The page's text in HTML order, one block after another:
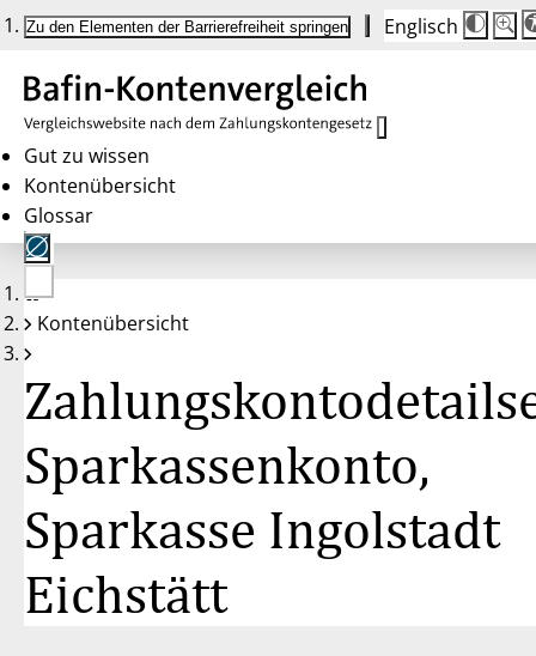
Zu den Elementen der Barrierefreiheit springen Englisch
Die
auf
100
100
Gut zu wissen
Kontenübersicht
Glossar
Keine
Konten
Kontenübersicht
Sparkassenkonto,
Sparkasse Ingolstadt
Eichstätt